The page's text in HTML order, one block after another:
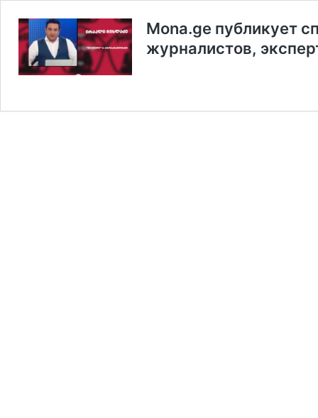
Mona.ge публикует
журналистов,